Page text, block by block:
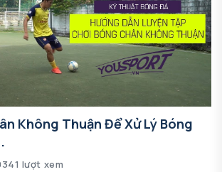
Không Thuận Để Xử Lý Bóng
lượt xem